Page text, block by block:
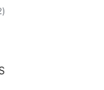
एकूण
मूल्यांकन
)